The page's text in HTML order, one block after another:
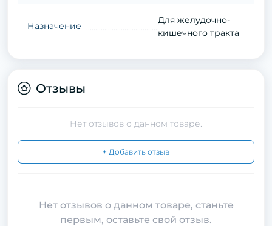
Назначение
Для желудочно-
кишечного тракта
Отзывы
Нет отзывов о данном товаре.
+ Добавить отзыв
Нет отзывов о данном товаре, станьте
первым, оставьте свой отзыв.